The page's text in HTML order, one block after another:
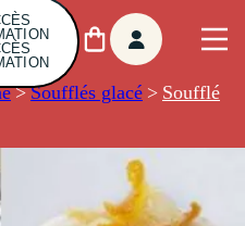
> Soufflés glacé > Soufflé